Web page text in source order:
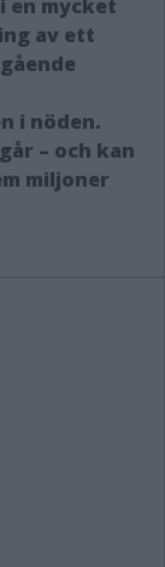
en mycket
av ett
i nöden.
– och kan
miljoner